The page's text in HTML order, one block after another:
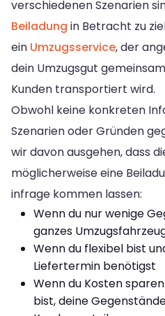
verschiedenen Szenarien
Beiladung in Betracht zu
ein Umzugsservice, der
dein Umzugsgut
Kunden transportiert wird.
Obwohl keine konkreten
Szenarien oder Gründen
wir davon ausgehen, dass
möglicherweise eine
infrage kommen lassen:
Wenn du nur wenige
ganzes
Wenn du flexibel bist
Liefertermin benötigst
Wenn du Kosten
bist, deine